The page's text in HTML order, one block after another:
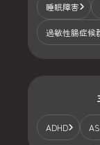
睡眠障害
過敏性腸症候
ADHD